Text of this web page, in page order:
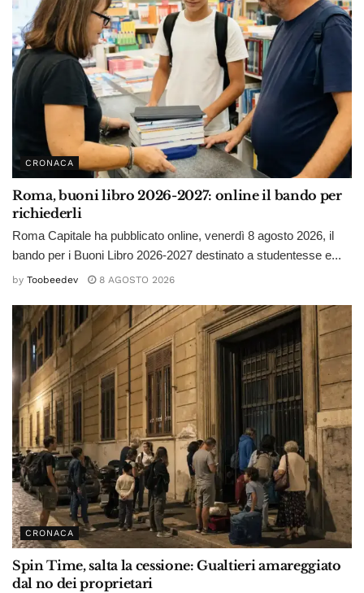
CRONACA
Roma, buoni libro 2026-2027: online il bando per
richiederli
Roma Capitale ha pubblicato online, venerdì 8 agosto 2026, il
bando per i Buoni Libro 2026-2027 destinato a studentesse e...
by Toobeedev 8 AGOSTO 2026
CRONACA
Spin Time, salta la cessione: Gualtieri amareggiato
dal no dei proprietari